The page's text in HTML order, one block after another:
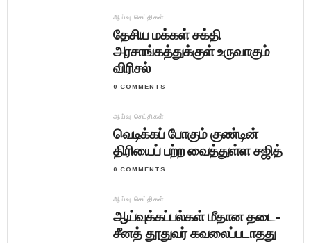
ஆய்வு செய்திகள்
தேசிய மக்கள் சக்தி
அரசாங்கத்துக்குள் உருவாகும்
விரிசல்
0 COMMENTS
ஆய்வு செய்திகள்
வெடிக்கப் போகும் குண்டின்
திரியைப் பற்ற வைத்துள்ள சஜித்
0 COMMENTS
ஆய்வு செய்திகள்
ஆய்வுக்கப்பல்கள் மீதான தடை-
சீனத் தூதுவர் கவலைப்படாதது